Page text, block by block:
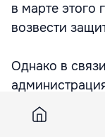
в марте этого
возвести
Однако в
эвакуировала
у берега